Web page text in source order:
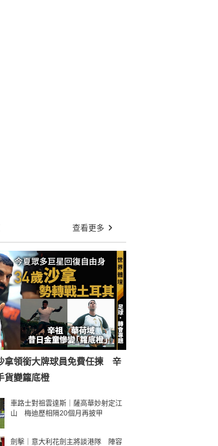
大心態 13歲赴西班牙師承拿度
劍擊｜蔡俊彥回望世錦未釋懷 失利
再燃鬥心 世一夢從玩笑漸變真
阿根廷擬9至10月亞洲行 國足全力
備戰亞洲盃 對交手興趣不大
車路士對祖雲達斯｜各地藍軍球迷啟
德朝聖 一家大細支持愛隊